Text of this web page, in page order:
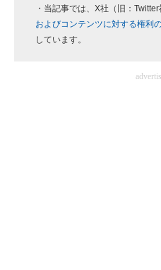
・当記事では、X社（旧：
およびコンテンツに対する権利
しています。